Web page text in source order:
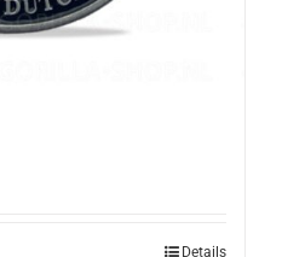
Details